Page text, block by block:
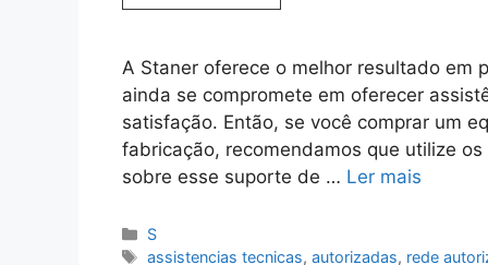
A Staner oferece o melhor resultado em
ainda se compromete em oferecer
satisfação. Então, se você comprar um
fabricação, recomendamos que utilize
sobre esse suporte de … Ler mais
Categorias
S
Tags
assistencias tecnicas,autorizadas, rede